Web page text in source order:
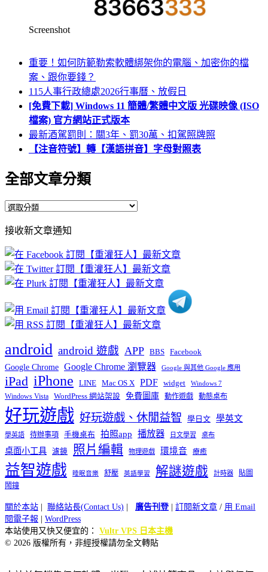
Screenshot
重要！如何防範勒索軟體綁架你的電腦、加密你的檔
案、跟你要錢？
115人事行政總處2026行事曆、放假日
[免費下載] Windows 11 簡體/繁體中文版 光碟映像 (ISO
檔案) 官方網站正式版本
最新酒駕罰則：關3年、罰30萬、扣駕照牌照
【注音符號】轉【漢語拼音】字母對照表
全部文章分類
全
文
章
分
類
接收新文章通知
android android 遊戲 APP BBS Facebook
Google Chrome Google Chrome 瀏覽器 Google 與其他 Google 應用
iPad iPhone LINE Mac OS X PDF widget Windows 7
Windows Vista WordPress 網站架設 免費圖庫 動作遊戲 動態桌布
好玩遊戲 好玩遊戲、休閒益智 學日文 學英文
學英語 待辦事項 手機桌布 拍照app 播放器 日文學習 桌布
桌面小工具 濾鏡 照片編輯 物理遊戲 環境音 療癒
益智遊戲 睡眠音樂 舒壓 英語學習 解謎遊戲 計時器
貼圖
鬧鐘
關於本站 聯絡站長(Contact Us) 廣告刊登| 訂閱新文章 / 用 Email
閱電子報
WordPress
本站使用又快又便宜的： Vultr VPS 日本主機
© 2026 版權所有，非經授權請勿全文轉貼